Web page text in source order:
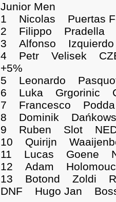
Junior Men
1 Nicolas Puertas
2 Filippo Pradella
3 Alfonso
4 Petr Velisek
+5%
5 Leonardo
6 Luka Grgorinic
7 Francesco
8 Dominik
9 Ruben Slot
10 Quirijn
11 Lucas Goene
12 Adam
13 Botond Zoldi
DNF Hugo Jan